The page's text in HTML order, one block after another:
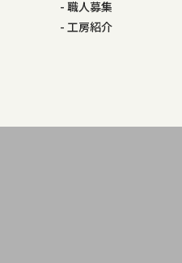
職人募集
工房紹介